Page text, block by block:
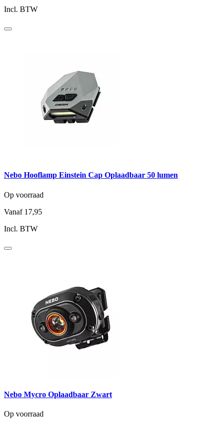
Incl. BTW
Nebo Hooflamp Einstein Cap Oplaadbaar 50 lumen
Op voorraad
Vanaf 17,95
Incl. BTW
Nebo Mycro Oplaadbaar Zwart
Op voorraad